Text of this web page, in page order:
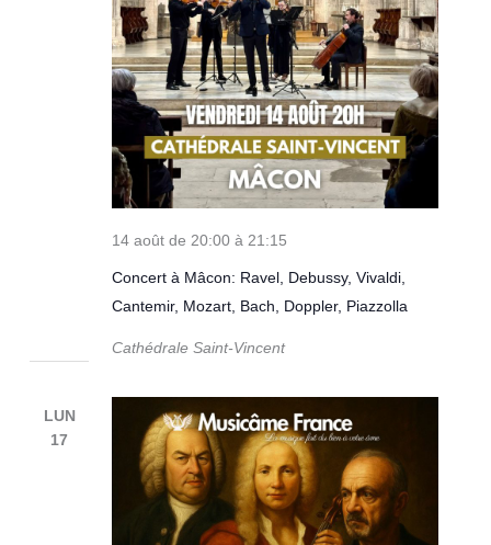
Concert à Mâcon: Ravel, Debussy, Vivaldi,
Cantemir, Mozart, Bach, Doppler, Piazzolla
14 août de 20:00 à 21:15
Cathédrale Saint-Vincent
LUN
17